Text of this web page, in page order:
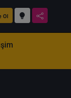
Ol